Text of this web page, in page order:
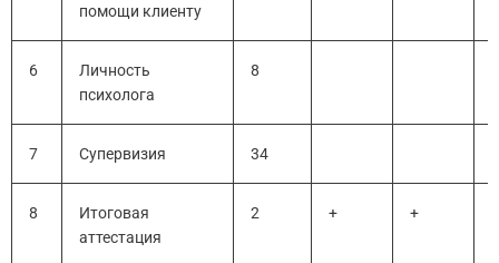
помощи клиенту
6
Личность
психолога
8
7 Супервизия 34
8
Итоговая
аттестация
2 + +